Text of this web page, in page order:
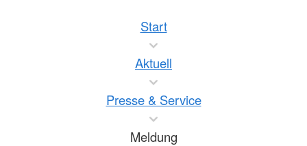
Start
Aktuell
Presse & Service
Meldung